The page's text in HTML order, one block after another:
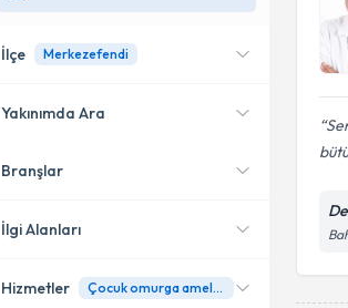
İlçe Merkezefendi
Merkezefendi
Yakınımda Ara
Konumuma yakın uzmanları
Branşlar
Beyin ve Sinir Cerrahisi
İlgi Alanları
Hizmetler Çocuk omurga ameliyatları ( meningosel, meningomyelosel, tethered kord)